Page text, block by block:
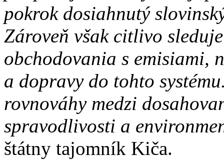
pokrok dosiahnutý
Zároveň však citlivo
obchodovania s emisiami,
a dopravy do tohto
rovnováhy medzi
spravodlivosti a
štátny tajomník Kiča.